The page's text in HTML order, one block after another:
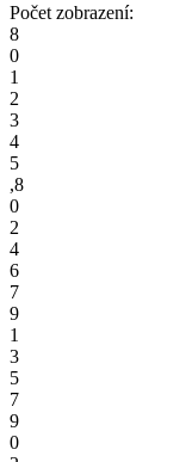
Počet zobrazení:
8
0
1
2
3
4
5
,8
0
2
4
6
7
9
1
3
5
7
9
0